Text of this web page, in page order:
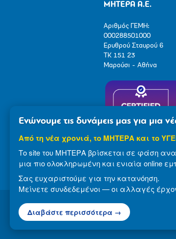
ΜΗΤΕΡΑ Α.Ε.
Αριθμός ΓΕΜΗ:
000288501000
Ερυθρού Σταυρού 6
ΤΚ 151 23
Μαρούσι - Αθήνα
Ενώνουμε τις δυνάμεις μας για μια
Από τη νέα χρονιά, το ΜΗΤΕΡΑ και το
Το site του ΜΗΤΕΡΑ βρίσκεται σε φάση
μια πιο ολοκληρωμένη και ενιαία online
Σας ευχαριστούμε για την κατανόηση.
Μείνετε συνδεδεμένοι — οι αλλαγές
Διαβάστε περισσότερα →